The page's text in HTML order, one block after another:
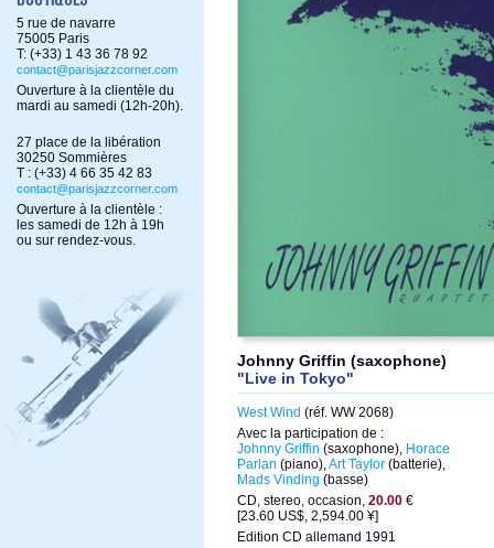
5 rue de navarre
75005 Paris
T: (+33) 1 43 36 78 92
contact@parisjazzcorner.com
Ouverture à la clientèle du
mardi au samedi (12h-20h).
27 place de la libération
30250 Sommières
T : (+33) 4 66 35 42 83
contact@parisjazzcorner.com
Ouverture à la clientèle :
les samedi de 12h à 19h
ou sur rendez-vous.
Johnny Griffin (saxophone)
"Live in Tokyo"
West Wind (réf. WW 2068)
Avec la participation de :
Johnny Griffin (saxophone), Horace
Parlan (piano),Art Taylor (batterie),
Mads Vinding (basse)
CD, stereo, occasion, 20.00 €
[23.60 US$, 2,594.00 ¥]
Edition CD allemand 1991